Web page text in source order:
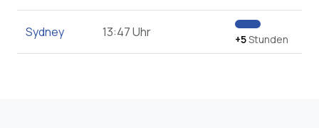
Sydney 13:47 Uhr +5Stunden